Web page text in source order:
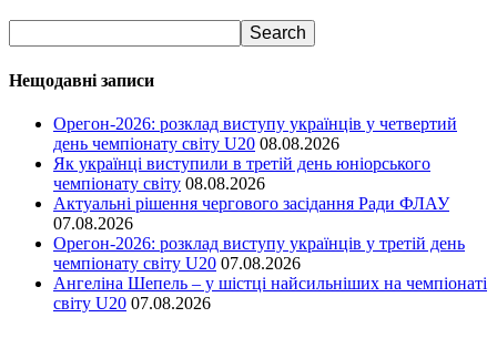
Нещодавні записи
Орегон-2026: розклад виступу українців у четвертий
день чемпіонату світу U20 08.08.2026
Як українці виступили в третій день юніорського
чемпіонату світу 08.08.2026
Актуальні рішення чергового засідання Ради ФЛАУ
07.08.2026
Орегон-2026: розклад виступу українців у третій день
чемпіонату світу U20 07.08.2026
Ангеліна Шепель – у шістці найсильніших на чемпіонаті
світу U20 07.08.2026